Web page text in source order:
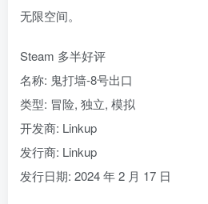
无限空间。
Steam 多半好评
名称: 鬼打墙-8号出口
类型: 冒险, 独立, 模拟
开发商: Linkup
发行商: Linkup
发行日期: 2024 年 2 月 17 日